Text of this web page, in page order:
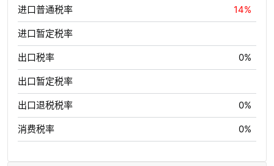
进口普通税率 14%
进口暂定税率
出口税率 0%
出口暂定税率
出口退税税率 0%
消费税率 0%